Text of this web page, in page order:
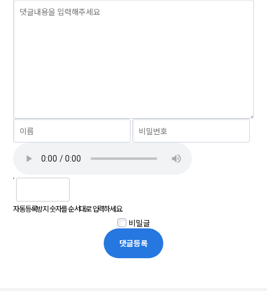
자동등록방지 숫자를 순서대로 입력하세요.
비밀글